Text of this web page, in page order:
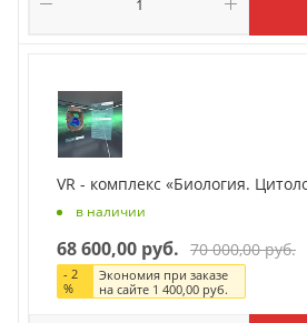
VR - комплекс «Биология.
в наличии
68 600,00 руб. 70 000,00 руб.
- 2
%
Экономия при заказе
на сайте 1 400,00 руб.